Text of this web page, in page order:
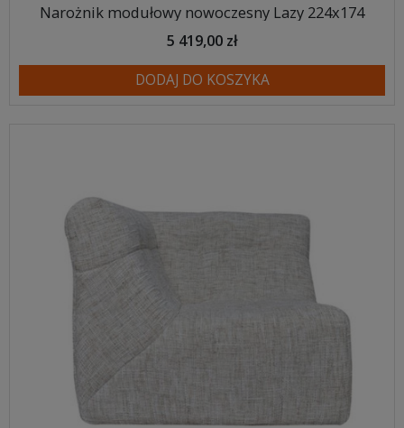
Narożnik modułowy nowoczesny Lazy 224x174
5 419,00 zł
DODAJ DO KOSZYKA